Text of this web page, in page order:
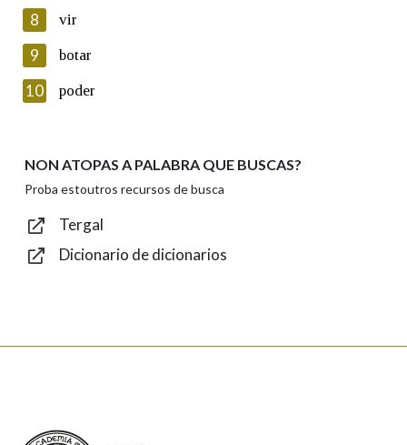
Lin e acepto as condicións da política de
Introduce o código que aparece na imaxe:
Texto de verificación
8 vir
9 botar
10 poder
NON ATOPAS A PALABRA QUE BUSCAS?
Proba estoutros recursos de busca
Tergal
Dicionario de dicionarios
Real Academia Galega